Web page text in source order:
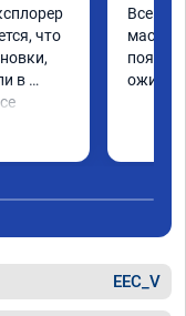
что
в
Все
мастер
ожил.
EEC_V